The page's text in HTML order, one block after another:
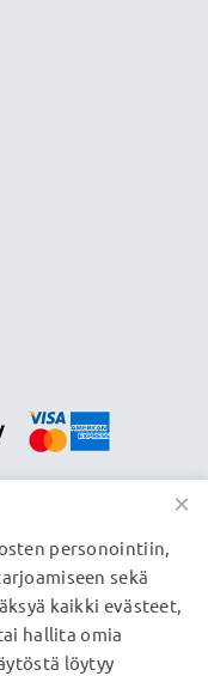
halkaisija
suodin
tuotteita, ja
mutta ei
×
personointiin,
sekä
kaikki evästeet,
hallita omia
löytyy